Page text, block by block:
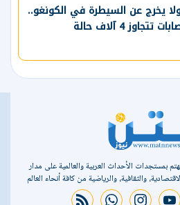
يخرج عن السيطرة في الكونغو..
تتجاوز 4 آلاف حالة
بمستجدات الأحداث العربية والعالمية على مدار
والثقافية، والرياضية من كافة أنحاء العالم
youtube
instagram
whatsapp
rss feed